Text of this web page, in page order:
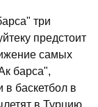
три
предстоит
самых
барса",
баскетбол в